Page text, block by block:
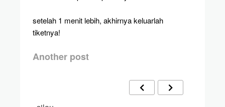
setelah 1 menit lebih, akhirnya keluarlah
tiketnya!
Another post